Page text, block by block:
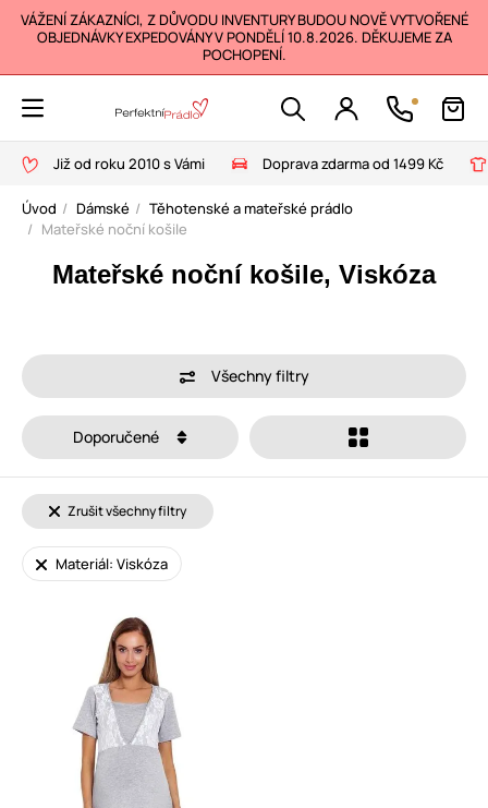
VÁŽENÍ ZÁKAZNÍCI, Z DŮVODU INVENTURY BUDOU NOVĚ VYTVOŘENÉ
OBJEDNÁVKY EXPEDOVÁNY V PONDĚLÍ 10.8.2026. DĚKUJEME ZA
POCHOPENÍ.
Již od roku 2010 s Vámi Doprava zdarma od 1499 Kč
Úvod Dámské
Těhotenské a mateřské prádlo
Mateřské noční košile
Mateřské noční košile, Viskóza
Všechny filtry
Doporučené
Zrušit všechny filtry
Materiál: Viskóza